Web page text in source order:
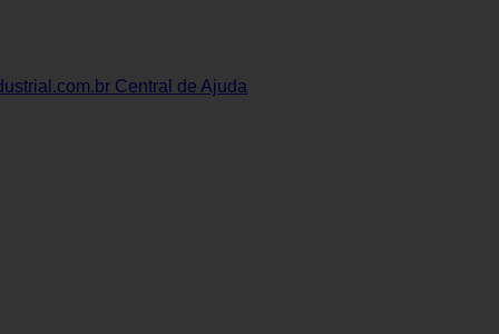
Central de Ajuda